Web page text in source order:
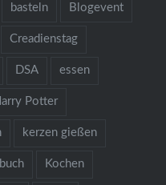
basteln Blogevent
Creadienstag
DSA essen
Potter
kerzen gießen
Kochen